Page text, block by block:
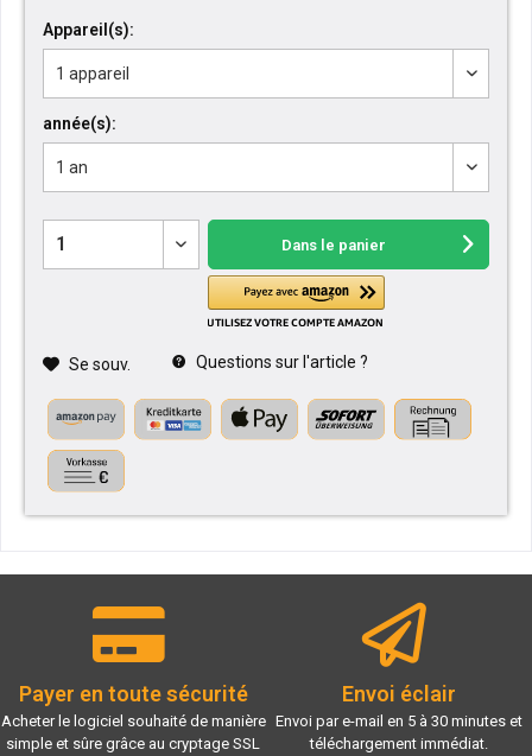
Appareil(s):
année(s):
Dans le panier
Se souv. Questions sur l'article ?
Payer en toute sécurité
Acheter le logiciel souhaité de manière
simple et sûre grâce au cryptage SSL
Envoi éclair
Envoi par e-mail en 5 à 30 minutes et
téléchargement immédiat.